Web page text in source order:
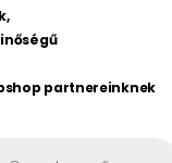
partnereinknek